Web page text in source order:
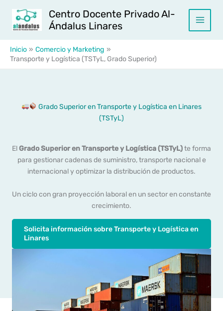
contenido
Centro Docente Privado Al-
Ándalus Linares
Inicio
Comercio y Marketing
Transporte y Logística (TSTyL, Grado Superior)
Grado Superior en Transporte y Logística en Linares
(TSTyL)
ElGrado Superior en Transporte y Logística (TSTyL)te forma
para gestionar cadenas de suministro, transporte nacional e
internacional y optimizar la distribución de productos.
Un ciclo con gran proyección laboral en un sector en constante
crecimiento.
Solicita información sobre Transporte y Logística en
Linares